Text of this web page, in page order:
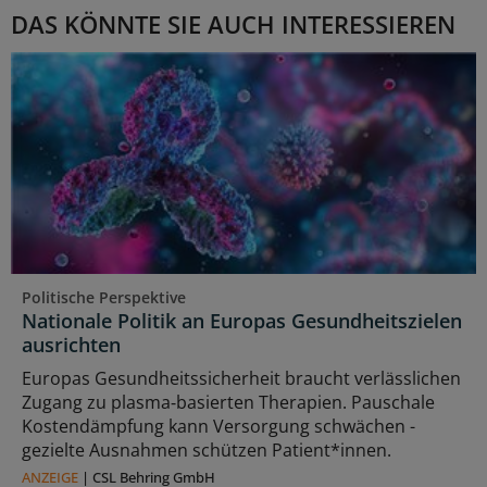
DAS KÖNNTE SIE AUCH INTERESSIEREN
Politische Perspektive
Nationale Politik an Europas Gesundheitszielen
ausrichten
Europas Gesundheitssicherheit braucht verlässlichen
Zugang zu plasma‑basierten Therapien. Pauschale
Kostendämpfung kann Versorgung schwächen -
gezielte Ausnahmen schützen Patient*innen.
ANZEIGE | CSL Behring GmbH